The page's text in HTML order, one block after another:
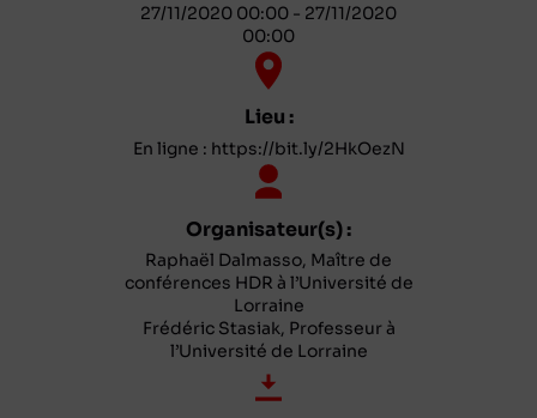
27/11/2020 00:00 - 27/11/2020
00:00
Lieu :
En ligne : https://bit.ly/2HkOezN
Organisateur(s) :
Raphaël Dalmasso, Maître de
conférences HDR à l’Université de
Lorraine
Frédéric Stasiak, Professeur à
l’Université de Lorraine